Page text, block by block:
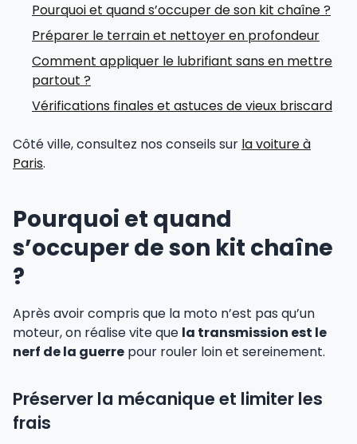
Pourquoi et quand s’occuper de son kit chaîne ?
Préparer le terrain et nettoyer en profondeur
Comment appliquer le lubrifiant sans en mettre
partout ?
Vérifications finales et astuces de vieux briscard
Côté ville, consultez nos conseils sur la voiture à
Paris.
Pourquoi et quand
s’occuper de son kit chaîne
?
Après avoir compris que la moto n’est pas qu’un
moteur, on réalise vite que la transmission est le
nerf de la guerre pour rouler loin et sereinement.
Préserver la mécanique et limiter les
frais